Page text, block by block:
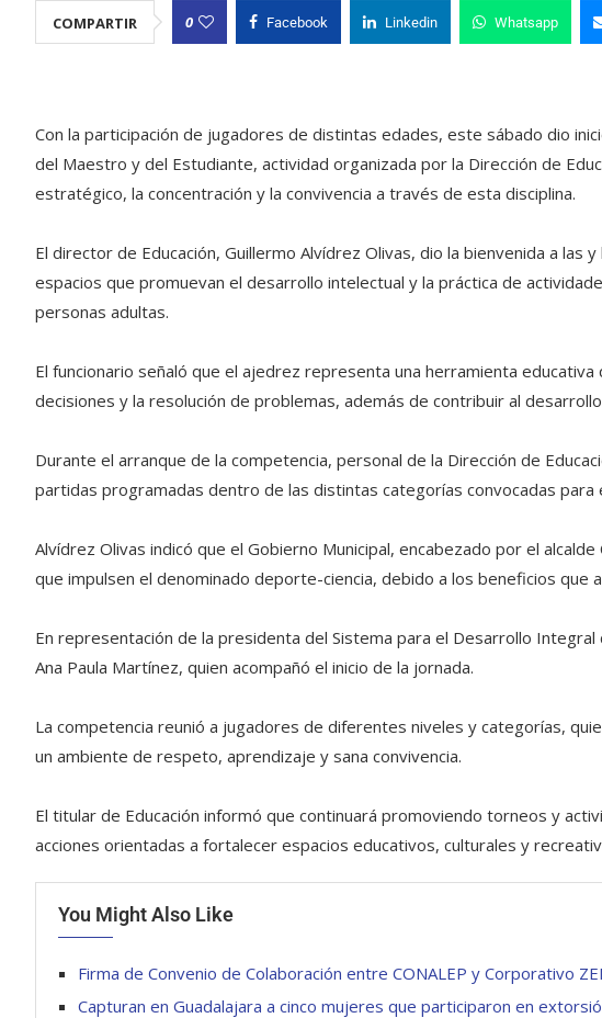
COMPARTIR 0 Facebook Linkedin Whatsapp
Con la participación de jugadores de distintas edades, este sábado dio
del Maestro y del Estudiante, actividad organizada por la Dirección de
estratégico, la concentración y la convivencia a través de esta disciplina.
El director de Educación, Guillermo Alvídrez Olivas, dio la bienvenida a
espacios que promuevan el desarrollo intelectual y la práctica de
personas adultas.
El funcionario señaló que el ajedrez representa una herramienta
decisiones y la resolución de problemas, además de contribuir al
Durante el arranque de la competencia, personal de la Dirección de
partidas programadas dentro de las distintas categorías convocadas para
Alvídrez Olivas indicó que el Gobierno Municipal, encabezado por el
que impulsen el denominado deporte-ciencia, debido a los beneficios que
En representación de la presidenta del Sistema para el Desarrollo Integral
Ana Paula Martínez, quien acompañó el inicio de la jornada.
La competencia reunió a jugadores de diferentes niveles y categorías,
un ambiente de respeto, aprendizaje y sana convivencia.
El titular de Educación informó que continuará promoviendo torneos y
acciones orientadas a fortalecer espacios educativos, culturales y
You Might Also Like
Firma de Convenio de Colaboración entre CONALEP y Corporativo
Capturan en Guadalajara a cinco mujeres que participaron en